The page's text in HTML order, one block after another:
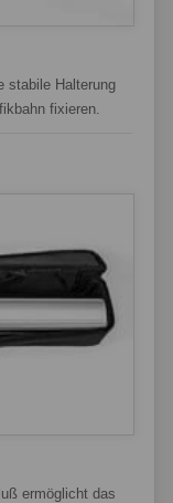
stabile Halterung
fixieren.
ermöglicht das